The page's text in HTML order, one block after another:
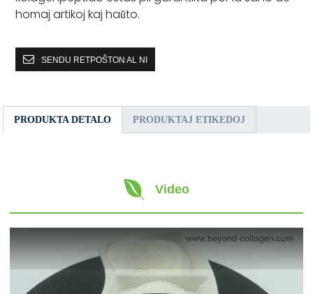
homaj artikoj kaj haŭto.
SENDU RETPOŜTON AL NI
PRODUKTA DETALO PRODUKTAJ ETIKEDOJ
Video